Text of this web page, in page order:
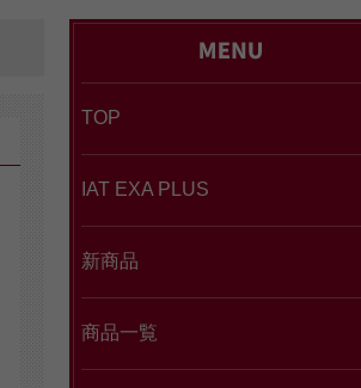
TOP
IAT EXA PLUS
新商品
商品一覧